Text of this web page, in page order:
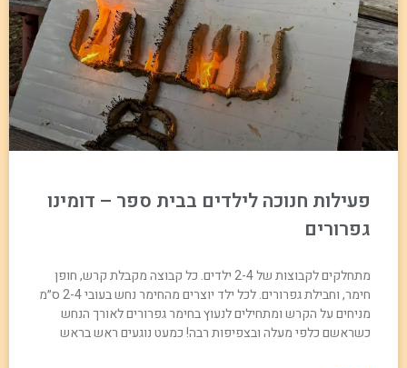
פעילות חנוכה לילדים בבית ספר – דומינו
גפרורים
מתחלקים לקבוצות של 2-4 ילדים. כל קבוצה מקבלת קרש, חופן
חימר, וחבילת גפרורים. לכל ילד יוצרים מהחימר נחש בעובי 2-4 ס״מ
מניחים על הקרש ומתחילים לנעוץ בחימר גפרורים לאורך הנחש
כשראשם כלפי מעלה ובצפיפות רבה! כמעט נוגעים ראש בראש